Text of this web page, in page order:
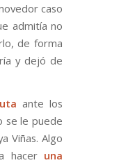
caso
admitía no
de forma
y dejó de
ante los
se le puede
Viñas. Algo
hacer una